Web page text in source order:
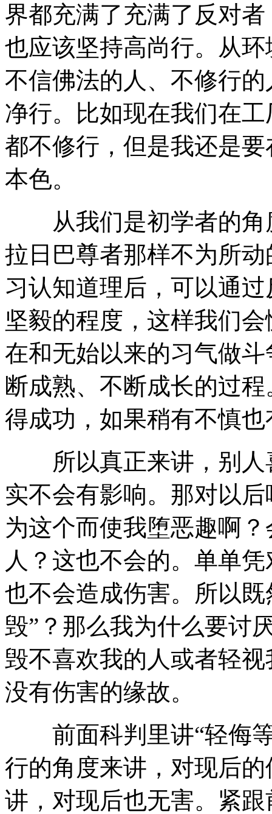
界都充满了充满了反对
也应该坚持高尚行。从
不信佛法的人、不修行
净行。比如现在我们在
都不修行，但是我还是
本色。
从我们是初学者的角
拉日巴尊者那样不为所
习认知道理后，可以通
坚毅的程度，这样我们
在和无始以来的习气做
断成熟、不断成长的过
得成功，如果稍有不慎
所以真正来讲，别人
实不会有影响。那对以
为这个而使我堕恶趣啊
人？这也不会的。单单
也不会造成伤害。所以
毁”？那么我为什么要讨
毁不喜欢我的人或者轻
没有伤害的缘故。
前面科判里讲“轻侮等
行的角度来讲，对现后
讲，对现后也无害。紧